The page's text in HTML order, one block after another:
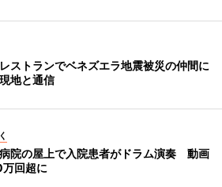
ストランでベネズエラ地震被災の仲間に
地と通信
院の屋上で入院患者がドラム演奏 動画
回超に